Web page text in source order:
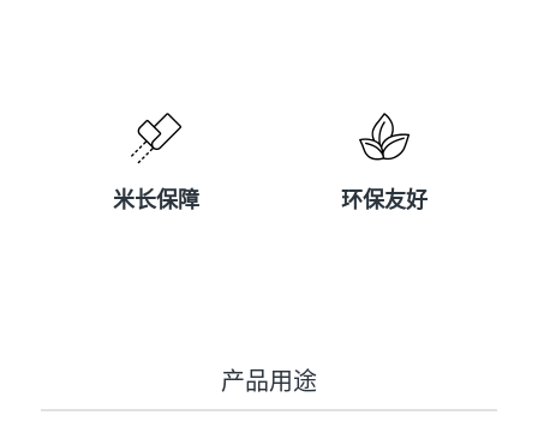
米长保障
米长保障
环保友好
环保友好
产品用途